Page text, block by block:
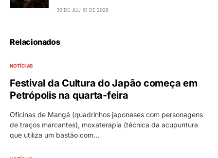
30 DE JULHO DE 2026
Relacionados
NOTÍCIAS
Festival da Cultura do Japão começa em
Petrópolis na quarta-feira
Oficinas de Mangá (quadrinhos japoneses com personagens
de traços marcantes), moxaterapia (técnica da acupuntura
que utiliza um bastão com…